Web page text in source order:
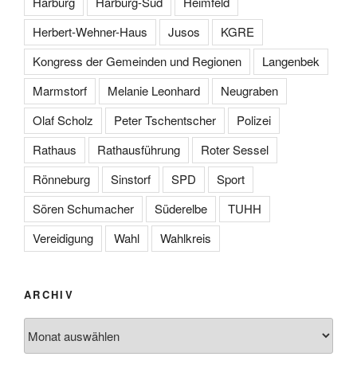
Herbert-Wehner-Haus
Jusos
KGRE
Kongress der Gemeinden und Regionen
Langenbek
Marmstorf
Melanie Leonhard
Neugraben
Olaf Scholz
Peter Tschentscher
Polizei
Rathaus
Rathausführung
Roter Sessel
Rönneburg
Sinstorf SPD
Sport
Sören Schumacher
Süderelbe
TUHH
Vereidigung
Wahl Wahlkreis
ARCHIV